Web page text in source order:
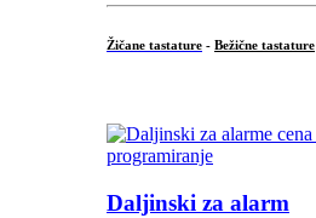
Žičane tastature - Bežične tastature
Daljinski za alarm